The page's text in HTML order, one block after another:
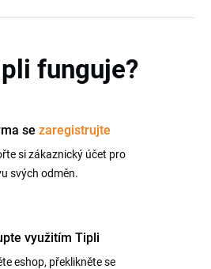
funguje?
se zaregistrujte
si zákaznický účet pro
svých odměn.
využitím Tipli
eshop, překlikněte se